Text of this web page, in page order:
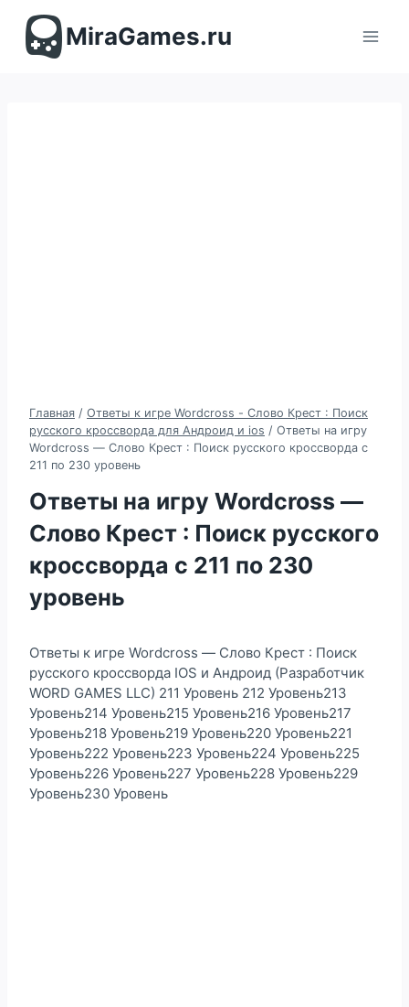
содержимомуMiraGames.ru
Главная / Ответы к игре Wordcross - Слово Крест : Поиск
русского кроссворда для Андроид и ios / Ответы на игру
Wordcross — Слово Крест : Поиск русского кроссворда с
211 по 230 уровень
Ответы на игру Wordcross —
Слово Крест : Поиск русского
кроссворда с 211 по 230
уровень
Ответы к игре Wordcross — Слово Крест : Поиск
русского кроссворда IOS и Андроид (Разработчик
WORD GAMES LLC) 211 Уровень 212 Уровень213
Уровень214 Уровень215 Уровень216 Уровень217
Уровень218 Уровень219 Уровень220 Уровень221
Уровень222 Уровень223 Уровень224 Уровень225
Уровень226 Уровень227 Уровень228 Уровень229
Уровень230 Уровень